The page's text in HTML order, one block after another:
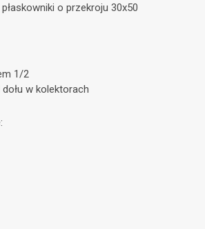
o przekroju 30x50
1/2
w kolektorach